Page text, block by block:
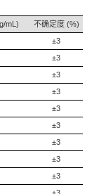
mL)
不确定度 (%)
±3
±3
±3
±3
±3
±3
±3
±3
±3